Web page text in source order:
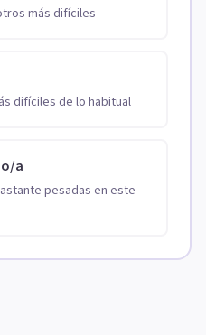
más difíciles
difíciles de lo habitual
a
pesadas en este